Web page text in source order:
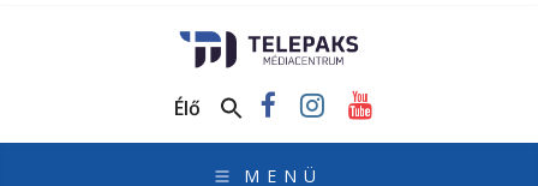
Médiacentrum
Élő